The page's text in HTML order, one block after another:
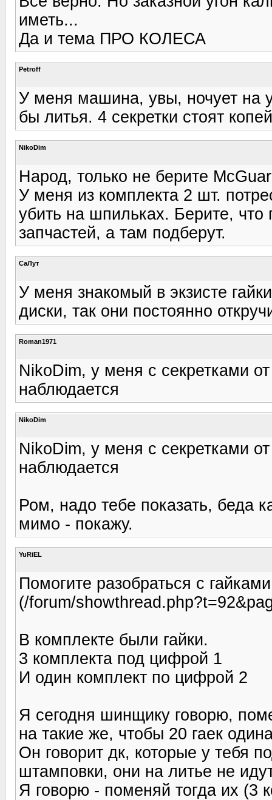
иметь...
Да и тема ПРО КОЛЕСА
Petroff
У меня машина, увы, ночует на
бы литья. 4 секретки стоят
NikoDim
Народ, только не берите
У меня из комплекта 2 шт.
убить на шпильках. Берите,
запчастей, а там подберут.
СаЛут
У меня знакомый в экзисте
диски, так они постоянно
Roman1971
NikoDim, у меня с секретками
наблюдается
NikoDim
NikoDim, у меня с секретками
наблюдается
Ром, надо тебе показать, беда
мимо - покажу.
YuRiEL
Помогите разобраться с
(/forum/
В комплекте были гайки.
3 комплекта под цифрой 1
И один комплект по цифрой 2
Я сегодня шинщику говорю,
на такие же, чтобы 20 гаек
Он говорит дк, которые у тебя
штамповки, они на литье не
Я говорю - поменяй тогда их (3